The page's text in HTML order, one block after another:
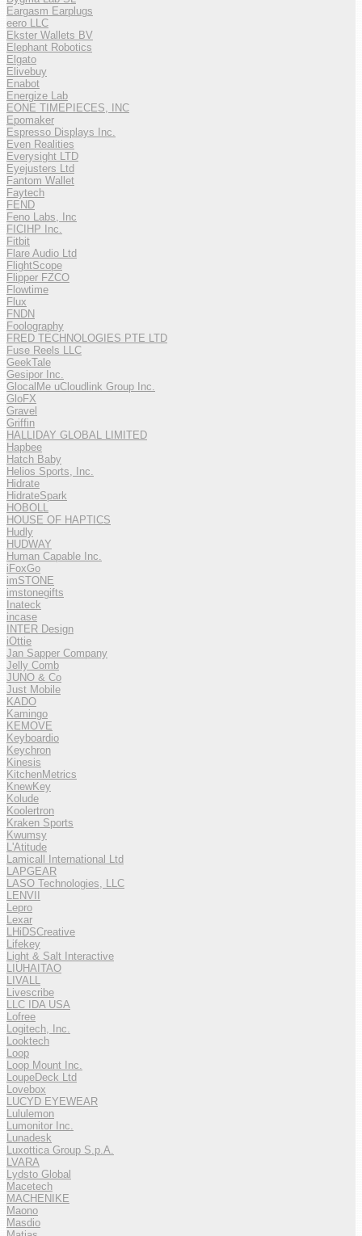
Eargasm Earplugs
eero LLC
Ekster Wallets BV
Elephant Robotics
Elgato
Elivebuy
Enabot
Energize Lab
EONE TIMEPIECES, INC
Epomaker
Espresso Displays Inc.
Even Realities
Everysight LTD
Eyejusters Ltd
Fantom Wallet
Faytech
FEND
Feno Labs, Inc
FICIHP Inc.
Fitbit
Flare Audio Ltd
FlightScope
Flipper FZCO
Flowtime
Flux
FNDN
Foolography
FRED TECHNOLOGIES PTE LTD
Fuse Reels LLC
GeekTale
Gesipor Inc.
GlocalMe uCloudlink Group Inc.
GloFX
Gravel
Griffin
HALLIDAY GLOBAL LIMITED
Hapbee
Hatch Baby
Helios Sports, Inc.
Hidrate
HidrateSpark
HOBOLL
HOUSE OF HAPTICS
Hudly
HUDWAY
Human Capable Inc.
iFoxGo
imSTONE
imstonegifts
Inateck
incase
INTER Design
iOttie
Jan Sapper Company
Jelly Comb
JUNO & Co
Just Mobile
KADO
Kamingo
KEMOVE
Keyboardio
Keychron
Kinesis
KitchenMetrics
KnewKey
Kolude
Koolertron
Kraken Sports
Kwumsy
L'Atitude
Lamicall International Ltd
LAPGEAR
LASO Technologies, LLC
LENVII
Lepro
Lexar
LHiDSCreative
Lifekey
Light & Salt Interactive
LIUHAITAO
LIVALL
Livescribe
LLC IDA USA
Lofree
Logitech, Inc.
Looktech
Loop
Loop Mount Inc.
LoupeDeck Ltd
Lovebox
LUCYD EYEWEAR
Lululemon
Lumonitor Inc.
Lunadesk
Luxottica Group S.p.A.
LVARA
Lydsto Global
Macetech
MACHENIKE
Maono
Masdio